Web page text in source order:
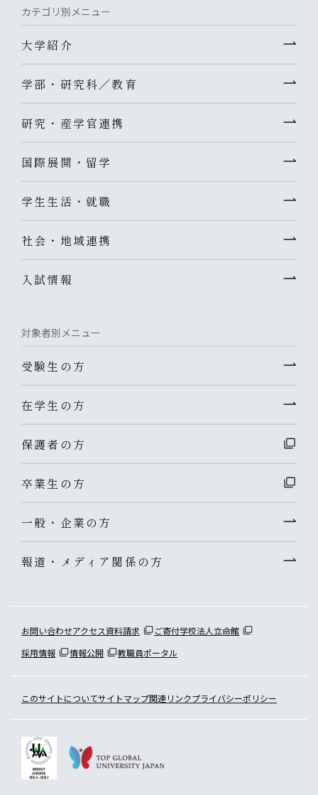
カテゴリ別メニュー
大学紹介
学部・研究科／教育
研究・産学官連携
国際展開・留学
学生生活・就職
社会・地域連携
入試情報
対象者別メニュー
受験生の方
在学生の方
保護者の方
卒業生の方
一般・企業の方
報道・メディア関係の方
お問い合わせアクセス資料請求 ご寄付学校法人立命館
採用情報
情報公開 教職員ポータル
このサイトについてサイトマップ関連リンクプライバシーポリシー